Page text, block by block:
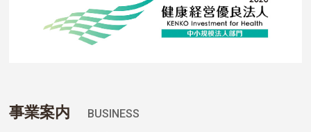
事業案内 BUSINESS